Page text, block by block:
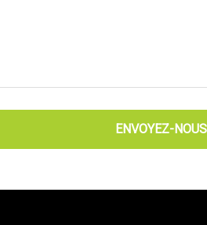
ENVOYEZ-NOUS